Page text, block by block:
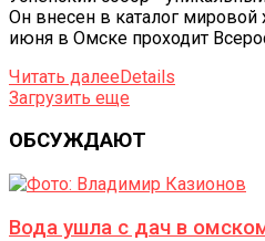
Он внесен в каталог
июня в Омске проходит
Читать далееDetails
Загрузить еще
ОБСУЖДАЮТ
Вода ушла с дач в